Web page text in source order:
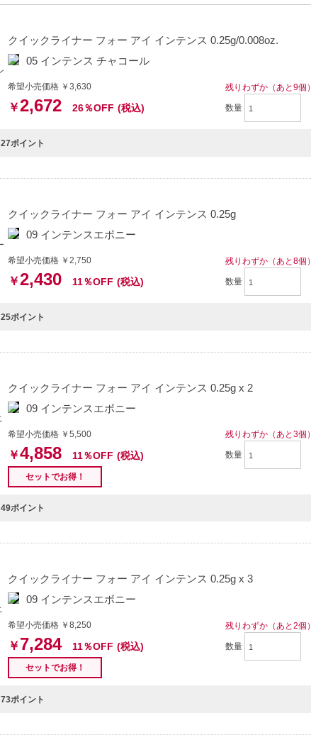
クイックライナー フォー アイ インテンス 0.25g/0.008oz.
05 インテンス チャコール
希望小売価格 ￥3,630
￥2,672 26％OFF (税込)
残りわずか（あと9個）
数量
27ポイント
クイックライナー フォー アイ インテンス 0.25g
09 インテンスエボニー
希望小売価格 ￥2,750
￥2,430 11％OFF (税込)
残りわずか（あと8個）
数量
25ポイント
クイックライナー フォー アイ インテンス 0.25g x 2
09 インテンスエボニー
希望小売価格 ￥5,500
￥4,858 11％OFF (税込)
セットでお得！
残りわずか（あと3個）
数量
49ポイント
クイックライナー フォー アイ インテンス 0.25g x 3
09 インテンスエボニー
希望小売価格 ￥8,250
￥ 7,284 11％OFF (税込)
セットでお得！
残りわずか（あと2個）
数量
73ポイント